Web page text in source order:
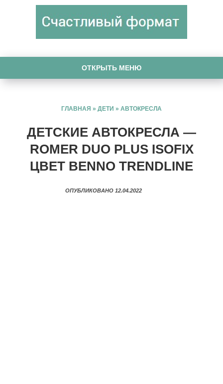
ОТКРЫТЬ МЕНЮ
ГЛАВНАЯ » ДЕТИ » АВТОКРЕСЛА
ДЕТСКИЕ АВТОКРЕСЛА —
ROMER DUO PLUS ISOFIX
ЦВЕТ BENNO TRENDLINE
ОПУБЛИКОВАНО 12.04.2022